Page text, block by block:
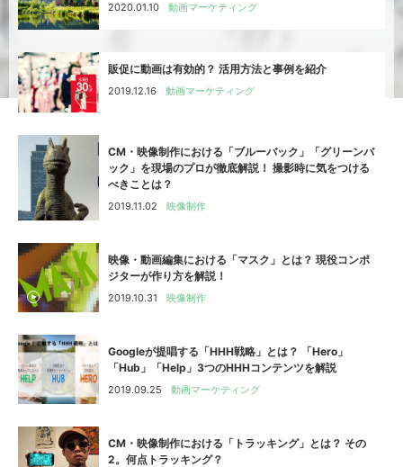
2020.01.10 動画マーケティング
販促に動画は有効的？ 活用方法と事例を紹介
2019.12.16 動画マーケティング
CM・映像制作における「ブルーバック」「グリーンバ
ック」を現場のプロが徹底解説！ 撮影時に気をつける
べきことは？
2019.11.02 映像制作
映像・動画編集における「マスク」とは？ 現役コンポ
ジターが作り方を解説！
2019.10.31 映像制作
Googleが提唱する「HHH戦略」とは？ 「Hero」
「Hub」「Help」3つのHHHコンテンツを解説
2019.09.25 動画マーケティング
CM・映像制作における「トラッキング」とは？ その
2。何点トラッキング？